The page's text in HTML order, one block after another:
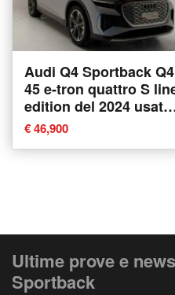
Audi Q4 Sportback Q4
45 e-tron quattro S
edition del 2024 usata
Pratola Serra
€ 46,900
Ultime prove e
Sportback